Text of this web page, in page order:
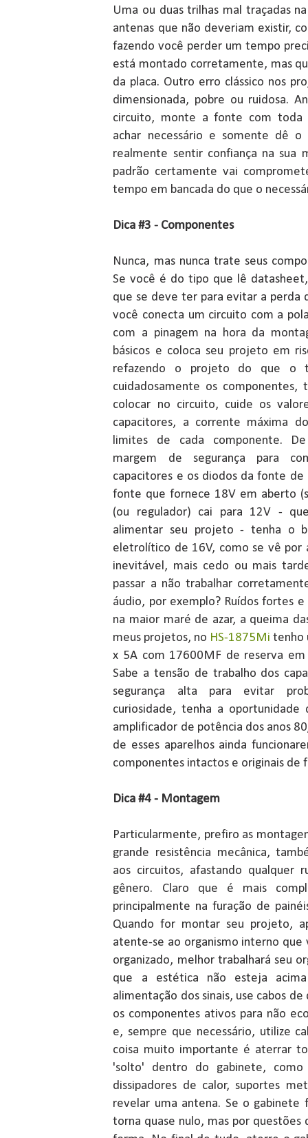
Uma ou duas trilhas mal traçadas
antenas que não deveriam existir,
fazendo você perder um tempo
está montado corretamente, mas
da placa. Outro erro clássico nos
dimensionada, pobre ou ruidosa.
circuito, monte a fonte com toda
achar necessário e somente dê
realmente sentir confiança na sua
padrão certamente vai
tempo em bancada do que o
Dica #3 - Componentes
Nunca, mas nunca trate seus
Se você é do tipo que lê
que se deve ter para evitar a perda
você conecta um circuito com a
com a pinagem na hora da
básicos e coloca seu projeto em
refazendo o projeto do que o
cuidadosamente os
colocar no circuito, cuide os
capacitores, a corrente máxima
limites de cada componente.
margem de segurança para
capacitores e os diodos da fonte
fonte que fornece 18V em aberto
(ou regulador) cai para 12V -
alimentar seu projeto - tenha o
eletrolítico de 16V, como se vê por
inevitável, mais cedo ou mais
passar a não trabalhar
áudio, por exemplo? Ruídos fortes
na maior maré de azar, a queima
meus projetos, no HS-1875Mi tenho
x 5A com 17600MF de reserva
Sabe a tensão de trabalho dos
segurança alta para evitar
curiosidade, tenha a
amplificador de potência dos anos
de esses aparelhos ainda
componentes intactos e originais de
Dica #4 - Montagem
Particularmente, prefiro as
grande resistência mecânica,
aos circuitos, afastando qualquer
gênero. Claro que é mais
principalmente na furação de
Quando for montar seu projeto,
atente-se ao organismo interno que
organizado, melhor trabalhará seu
que a estética não esteja
alimentação dos sinais, use cabos
os componentes ativos para não
e, sempre que necessário, utilize
coisa muito importante é aterrar
'solto' dentro do gabinete,
dissipadores de calor, suportes
revelar uma antena. Se o gabinete
torna quase nulo, mas por